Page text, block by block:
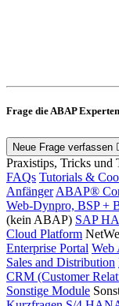
Frage die ABAP Experten
Neue Frage verfassen
Praxistips, Tricks
FAQs Tutorials &
Anfänger ABAP®
Web-Dynpro, BSP +
(kein ABAP) SAP
Cloud Platform
Enterprise Portal Web
Sales and Distribution
CRM (Customer
Sonstige Module